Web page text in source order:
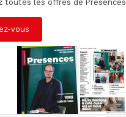
toutes les offres de Présences
vous